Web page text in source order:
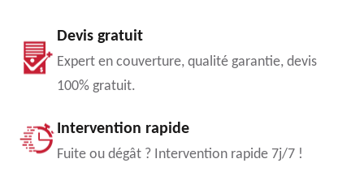
Devis gratuit
Expert en couverture, qualité garantie, devis
100% gratuit.
Intervention rapide
Fuite ou dégât ? Intervention rapide 7j/7 !